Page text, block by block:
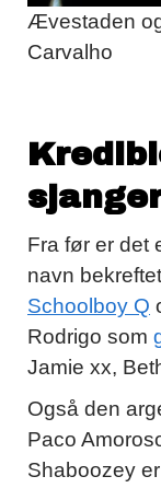
Ævestaden
Carvalho
Fra før er det
navn
Schoolboy Q
Rodrigo som
Jamie xx,
Også den
Paco
Shaboozey